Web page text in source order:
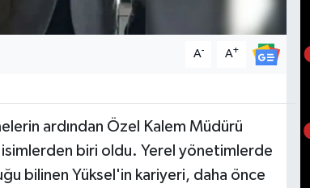
A- A+
ardından Özel Kalem Müdürü
isimlerden biri oldu. Yerel yönetimlerde
bilinen Yüksel'in kariyeri, daha önce